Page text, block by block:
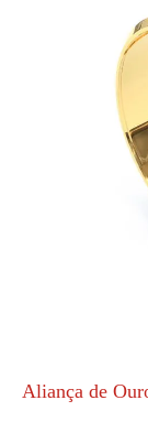
Aliança de